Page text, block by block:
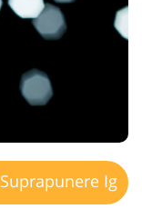
Suprapunere Ig